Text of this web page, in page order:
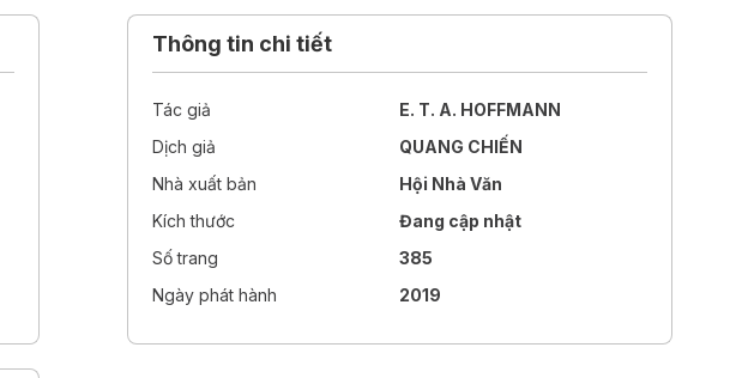
Thông tin chi tiết
Tác giả
E. T. A. HOFFMANN
Dịch giả
QUANG CHIẾN
Nhà xuất bản
Hội Nhà Văn
Kích thước
Đang cập nhật
Số trang
385
Ngày phát hành
2019